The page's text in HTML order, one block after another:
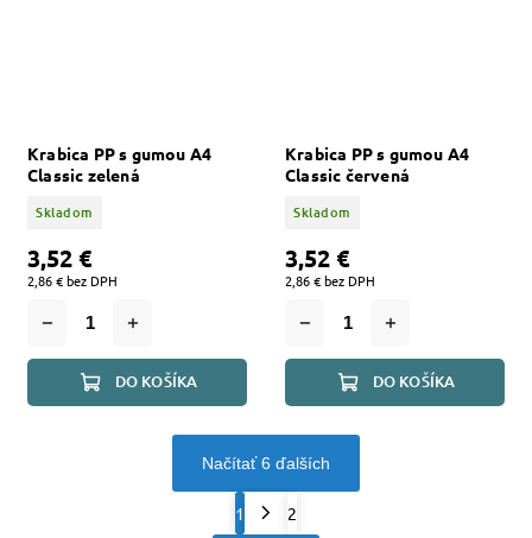
Krabica PP s gumou A4
Classic zelená
Skladom
2,86 € bez DPH
3,52 €
DO KOŠÍKA
Krabica PP s gumou A4
Classic červená
Skladom
2,86 € bez DPH
3,52 €
DO KOŠÍKA
Načítať 6 ďalších
1 2